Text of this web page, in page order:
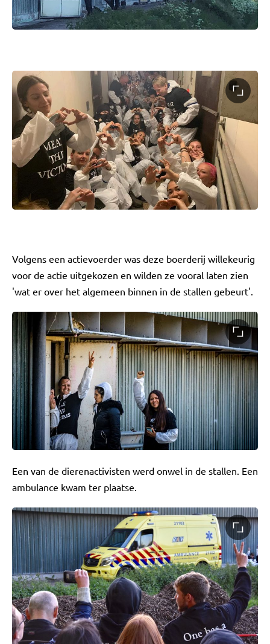
Volgens een actievoerder was deze boerderij willekeurig
voor de actie uitgekozen en wilden ze vooral laten zien
'wat er over het algemeen binnen in de stallen gebeurt'.
Een van de dierenactivisten werd onwel in de stallen. Een
ambulance kwam ter plaatse.